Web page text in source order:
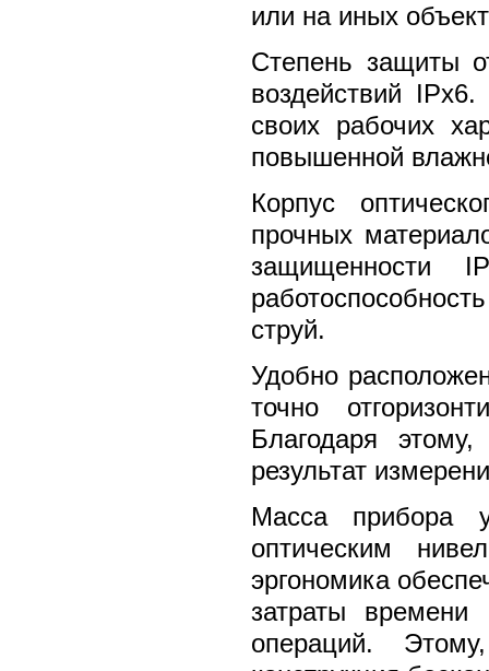
или на иных
Степень защиты
воздействий
своих рабочих
повышенной
Корпус
прочных
защищенности
струй.
Удобно
точно
Благодаря
результат
Масса прибора
оптическим
эргономика
затраты
операций.